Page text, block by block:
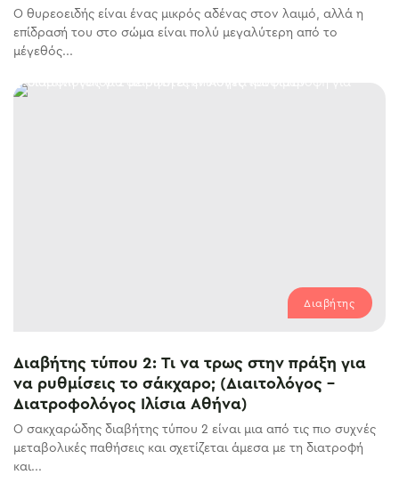
Ο θυρεοειδής είναι ένας μικρός αδένας στον λαιμό, αλλά η
επίδρασή του στο σώμα είναι πολύ μεγαλύτερη από το
μέγεθός...
Διαβήτης
Διαβήτης τύπου 2: Τι να τρως στην πράξη για
να ρυθμίσεις το σάκχαρο; (Διαιτολόγος –
Διατροφολόγος Ιλίσια Αθήνα)
Ο σακχαρώδης διαβήτης τύπου 2 είναι μια από τις πιο συχνές
μεταβολικές παθήσεις και σχετίζεται άμεσα με τη διατροφή
και...